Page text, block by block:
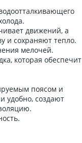
движений, а
и сохраняют тепло.
мелочей.
которая обеспечит
поясом и
удобно, создают